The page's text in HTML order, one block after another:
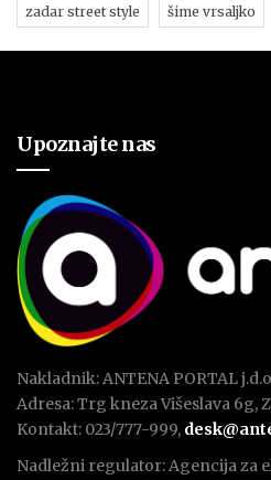
zadar street style šime vrsaljko
Upoznajte nas
Nakladnik: ANTENA PORTAL
Adresa: Trg kneza Višeslava 6g,
Kontakt: 023/777-999,
Nadležni regulator: Agencija za